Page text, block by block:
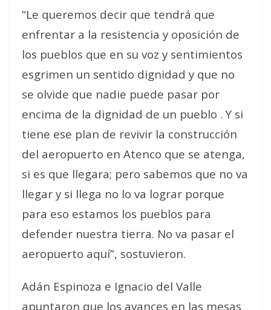
“Le queremos decir que tendrá que
enfrentar a la resistencia y oposición de
los pueblos que en su voz y sentimientos
esgrimen un sentido dignidad y que no
se olvide que nadie puede pasar por
encima de la dignidad de un pueblo . Y si
tiene ese plan de revivir la construcción
del aeropuerto en Atenco que se atenga,
si es que llegara; pero sabemos que no va
llegar y si llega no lo va lograr porque
para eso estamos los pueblos para
defender nuestra tierra. No va pasar el
aeropuerto aquí”, sostuvieron.
Adán Espinoza e Ignacio del Valle
apuntaron que los avances en las mesas